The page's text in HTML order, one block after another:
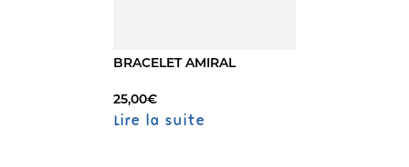
BRACELET AMIRAL
25,00€
Lire la suite